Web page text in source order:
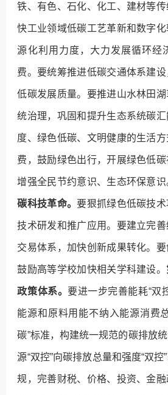
铁、有色、石化、化工、建材等
快工业领域低碳工艺革新和数字
源化利用力度，大力发展循环经
费。要统筹推进低碳交通体系建
低碳发展质量。要推进山水林田
统治理，巩固和提升生态系统碳
度、绿色低碳、文明健康的生活
费，鼓励绿色出行，开展绿色低碳
增强全民节约意识、生态环保意识
碳科技革命。要狠抓绿色低碳技
技术研发和推广应用。要建立完善
交易体系，加快创新成果转化。要
鼓励高等学校加快相关学科建设。
政策体系。要进一步完善能耗“双
能源和原料用能不纳入能源消费
碳”标准，构建统一规范的碳排放
源“双控”向碳排放总量和强度“双
规，完善财税、价格、投资、金